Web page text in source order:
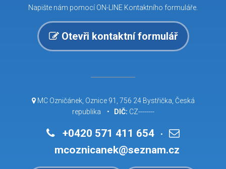
Napište nám pomocí ON-LINE Kontaktního formuláře.
Otevři kontaktní formulář
MC Ozničánek, Oznice 91, 756 24 Bystřička, Česká
republika •
DIČ: CZ--------
+0420 571 411 654 •
mcoznicanek@seznam.cz